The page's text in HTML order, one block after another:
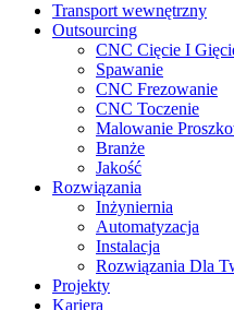
Transport wewnętrzny
Outsourcing
CNC Cięcie I
Spawanie
CNC Frezowanie
CNC Toczenie
Malowanie
Branże
Jakość
Rozwiązania
Inżyniernia
Automatyzacja
Instalacja
Rozwiązania Dla
Projekty
Kariera